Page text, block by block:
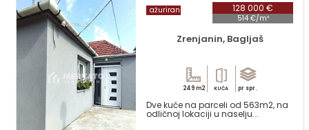
128 000 €
514 €/m²
ažuriran
Zrenjanin, Bagljaš
249 m2 KUĆA pr spr.
Dve kuće na parceli od 563m2, na
odličnoj lokaciji u naselju...